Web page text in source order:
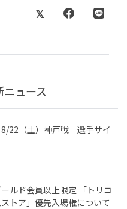
ュース
8/22（土）神戸戦 選手サイ
ルド会員以上限定 「トリコ
トア」優先入場権について